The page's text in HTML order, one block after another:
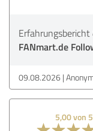
FANmart.de
09.08.2026
5,00 von 5